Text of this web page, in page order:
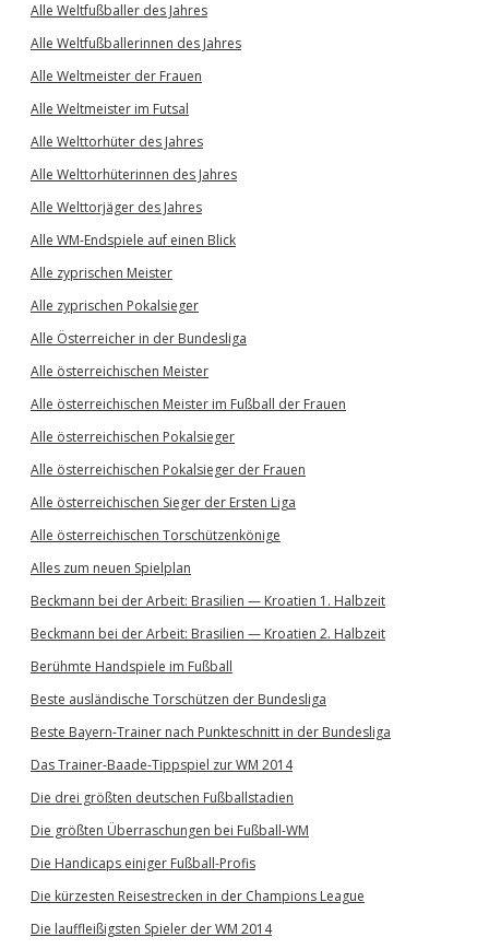
Alle Weltfußballer des Jahres
Alle Weltfußballerinnen des Jahres
Alle Weltmeister der Frauen
Alle Weltmeister im Futsal
Alle Welttorhüter des Jahres
Alle Welttorhüterinnen des Jahres
Alle Welttorjäger des Jahres
Alle WM-Endspiele auf einen Blick
Alle zyprischen Meister
Alle zyprischen Pokalsieger
Alle Österreicher in der Bundesliga
Alle österreichischen Meister
Alle österreichischen Meister im Fußball der Frauen
Alle österreichischen Pokalsieger
Alle österreichischen Pokalsieger der Frauen
Alle österreichischen Sieger der Ersten Liga
Alle österreichischen Torschützenkönige
Alles zum neuen Spielplan
Beckmann bei der Arbeit: Brasilien — Kroatien 1. Halbzeit
Beckmann bei der Arbeit: Brasilien — Kroatien 2. Halbzeit
Berühmte Handspiele im Fußball
Beste ausländische Torschützen der Bundesliga
Beste Bayern-Trainer nach Punkteschnitt in der Bundesliga
Das Trainer-Baade-Tippspiel zur WM 2014
Die drei größten deutschen Fußballstadien
Die größten Überraschungen bei Fußball-WM
Die Handicaps einiger Fußball-Profis
Die kürzesten Reisestrecken in der Champions League
Die lauffleißigsten Spieler der WM 2014